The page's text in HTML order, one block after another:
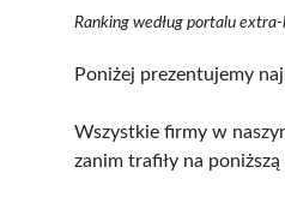
Ranking według portalu
Poniżej prezentujemy
Wszystkie firmy w
zanim trafiły na